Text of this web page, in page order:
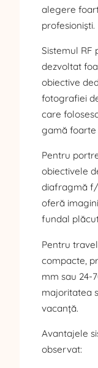
alegere
profesioniști.
Sistemul RF
dezvoltat
obiective
fotografiei
care
gamă foarte
Pentru
obiectivele
diafragmă f/
oferă
fundal
Pentru
compacte,
mm sau 24-
majoritatea
vacanță.
Avantajele
observat: